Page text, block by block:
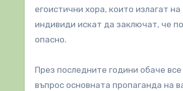
егоистични хора, които излагат
индивиди искат да заключат, че
опасно.
През последните години обаче
въпрос основната пропаганда на